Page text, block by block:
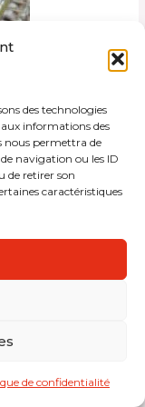
des technologies
aux informations des
nous permettra de
navigation ou les ID
de retirer son
caractéristiques
de confidentialité